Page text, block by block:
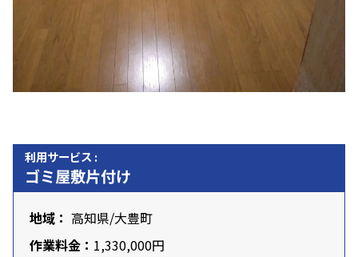
利用サービス :
ゴミ屋敷片付け
地域： 高知県/大豊町
作業料金： 1,330,000円